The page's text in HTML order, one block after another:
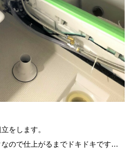
をします。
ので仕上がるまでドキドキです…